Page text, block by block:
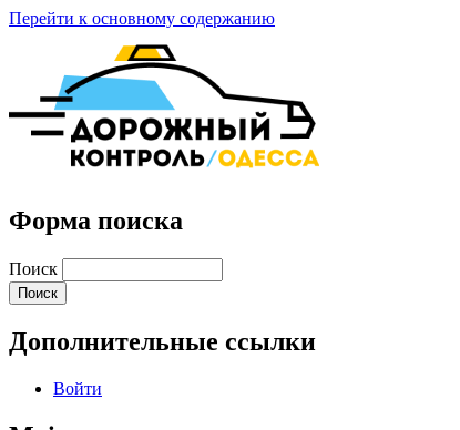
Перейти к основному содержанию
Форма поиска
Поиск
Дополнительные ссылки
Войти